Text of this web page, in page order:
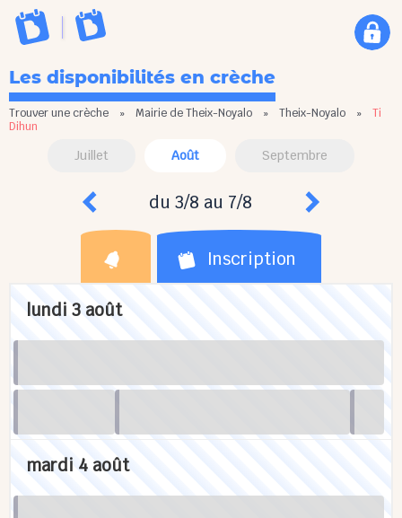
Les disponibilités en crèche
Trouver une crèche » Mairie de Theix-Noyalo » Theix-Noyalo » Ti
Dihun
Juillet Août Septembre
du 3/8 au 7/8
Inscription
lundi 3 août
mardi 4 août